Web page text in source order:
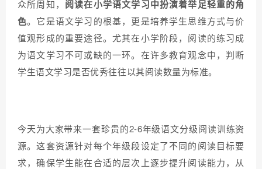
众所周知， 阅读在小学语文学习中扮演着举足轻重的角
色。它是语文学习的根基，更是培养学生思维方式与价
值观形成的重要途径。尤其在小学阶段，阅读的练习成
为语文学习不可或缺的一环。在许多教育观念中，判断
学生语文学习是否优秀往往以其阅读数量为标准。
今天为大家带来一套珍贵的2-6年级语文分级阅读训练资
源。这套资源针对每个年级段设定了不同的阅读目标要
求，确保学生能在合适的层次上逐步提升阅读能力，从